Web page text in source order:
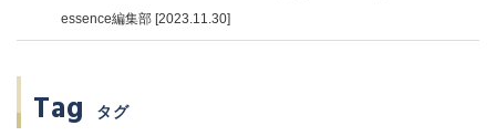
essence編集部 [2023.11.30]
Tag タグ